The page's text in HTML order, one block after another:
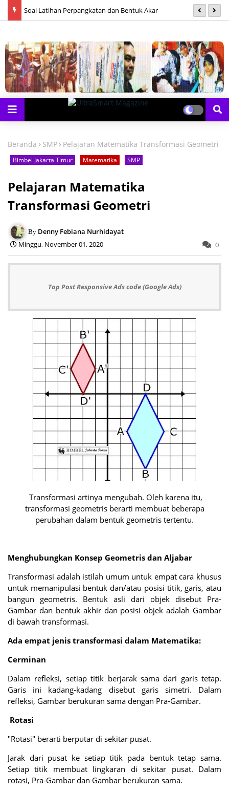
Soal Latihan Perpangkatan dan Bentuk Akar
Beranda SMP Pelajaran Matematika Transformasi Geometri
Bimbel Jakarta Timur Matematika SMP
Pelajaran Matematika
Transformasi Geometri
Denny Febiana Nurhidayat
Minggu, November 01, 2020
0
Top Post Responsive Ads code (Google Ads)
Transformasi artinya mengubah. Oleh karena itu,
transformasi geometris berarti membuat beberapa
perubahan dalam bentuk geometris tertentu.
Menghubungkan Konsep Geometris dan Aljabar
Transformasi adalah istilah umum untuk empat cara khusus
untuk memanipulasi bentuk dan/atau posisi titik, garis, atau
bangun geometris. Bentuk asli dari objek disebut Pra-
Gambar dan bentuk akhir dan posisi objek adalah Gambar
di bawah transformasi.
Ada empat jenis transformasi dalam Matematika:
Cerminan
Dalam refleksi, setiap titik berjarak sama dari garis tetap.
Garis ini kadang-kadang disebut garis simetri. Dalam
refleksi, Gambar berukuran sama dengan Pra-Gambar.
Rotasi
"Rotasi" berarti berputar di sekitar pusat.
Jarak dari pusat ke setiap titik pada bentuk tetap sama.
Setiap titik membuat lingkaran di sekitar pusat. Dalam
rotasi, Pra-Gambar dan Gambar berukuran sama.